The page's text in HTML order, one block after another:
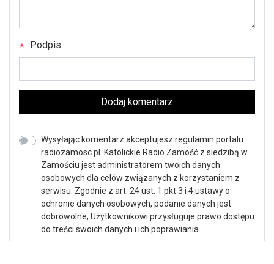
Podpis
Dodaj komentarz
Wysyłając komentarz akceptujesz regulamin portalu
radiozamosc.pl. Katolickie Radio Zamość z siedzibą w
Zamościu jest administratorem twoich danych
osobowych dla celów związanych z korzystaniem z
serwisu. Zgodnie z art. 24 ust. 1 pkt 3 i 4 ustawy o
ochronie danych osobowych, podanie danych jest
dobrowolne, Użytkownikowi przysługuje prawo dostępu
do treści swoich danych i ich poprawiania.